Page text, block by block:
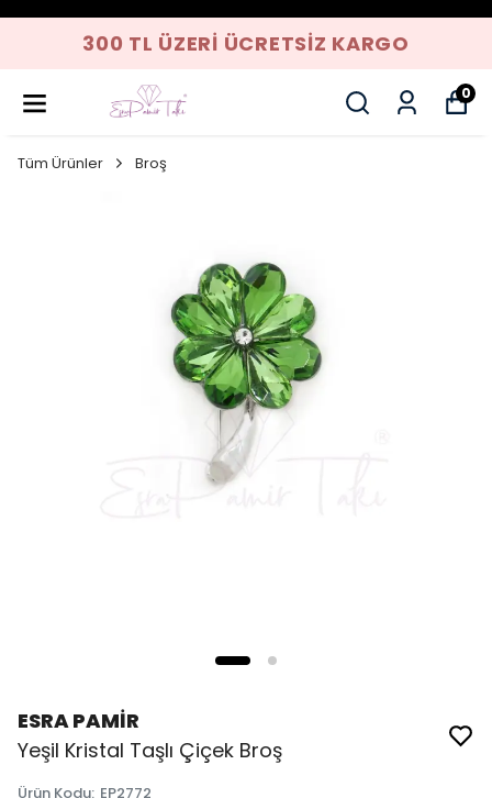
300 TL ÜZERI ÜCRETSIZ KARGO
0
Tüm Ürünler Broş
ESRA PAMİR
Yeşil Kristal Taşlı Çiçek Broş
Ürün Kodu: EP2772